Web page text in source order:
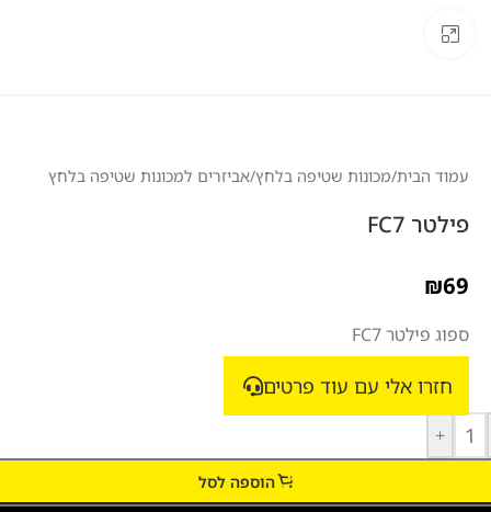
עמוד הבית/מכונות שטיפה בלחץ/אביזרים למכונות שטיפה בלחץ
פילטר FC7
₪69
ספוג פילטר FC7
חזרו אלי עם עוד פרטים
+
הוספה לסל